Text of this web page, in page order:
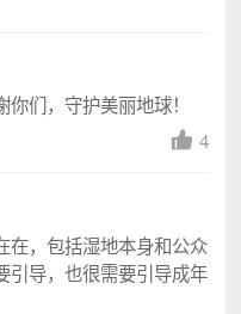
们，守护美丽地球！
4
在，包括湿地本身和公众
引导，也很需要引导成年